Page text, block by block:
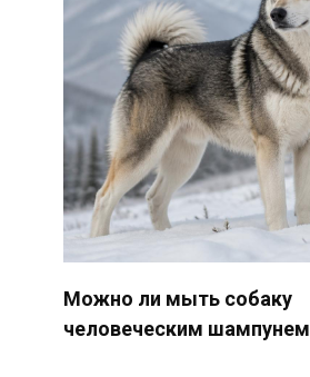
Можно ли мыть собаку
человеческим шампунем